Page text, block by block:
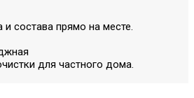
и состава прямо на месте.
для частного дома.